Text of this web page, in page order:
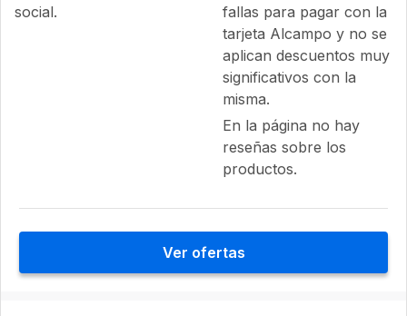
social.
fallas para pagar con la
tarjeta Alcampo y no se
aplican descuentos muy
significativos con la
misma.
En la página no hay
reseñas sobre los
productos.
Ver ofertas